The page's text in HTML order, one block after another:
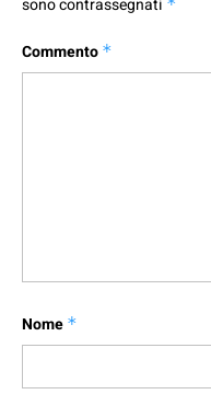
sono contrassegnati
Commento *
Nome *